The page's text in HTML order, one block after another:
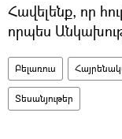
Հավելենք, որ
որպես
Բելառուս
Տեսանյութեր